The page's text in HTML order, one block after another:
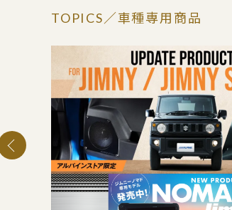
TOPICS ／車種専用商品